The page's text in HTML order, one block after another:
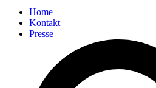
Home
Kontakt
Presse